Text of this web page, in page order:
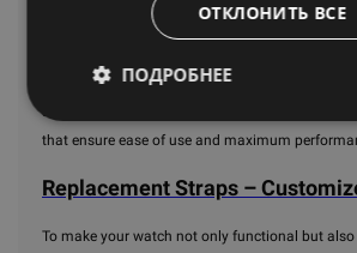
Heart rate monitor accessories are an essential
personalize your device, making it even more
that ensure ease of use and maximum
Replacement Straps –
To make your watch not only functional but also
ОТКЛОНИТЬ ВСЕ
ПОДРОБНЕЕ